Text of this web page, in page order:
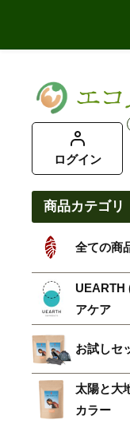
ログイン
商品カテゴリ
全ての商
UEARTH
アケア
お試しセ
太陽と大
カラー